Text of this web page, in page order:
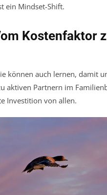
ein Mindset-Shift.
Kostenfaktor
können auch lernen, damit
aktiven Partnern im
Investition von allen.